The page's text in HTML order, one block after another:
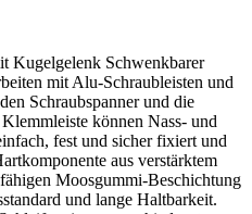
Kugelgelenk Schwenkbarer
mit Alu-Schraubleisten und
Schraubspanner und die
können Nass- und
fest und sicher fixiert und
aus verstärktem
Moosgummi-Beschichtung
und lange Haltbarkeit.